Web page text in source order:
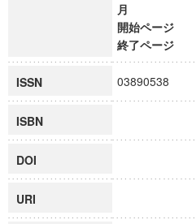
月
開始ページ
終了ページ
ISSN 03890538
ISBN
DOI
URI